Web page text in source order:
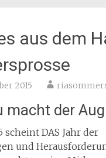
aus dem
2015
macht der
scheint DAS Jahr der
und